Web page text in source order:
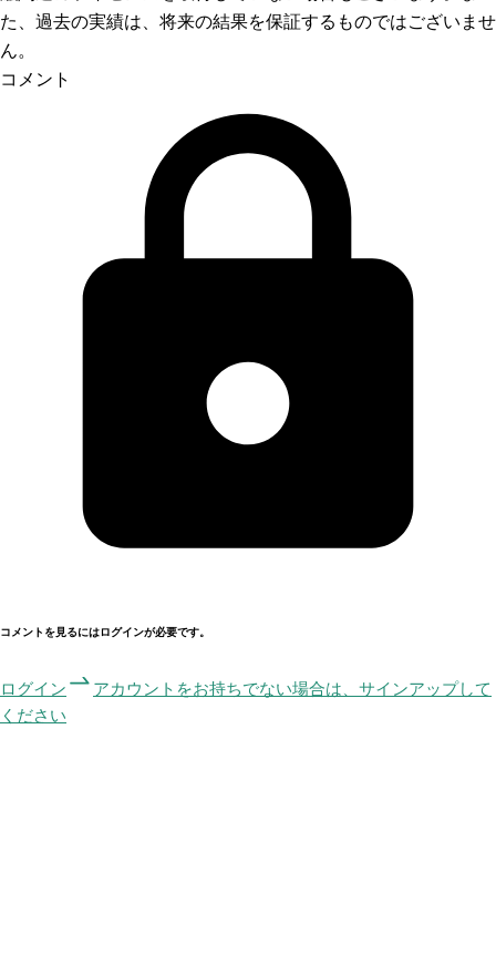
た、過去の実績は、将来の結果を保証するものではございませ
ん。
コメント
コメントを見るにはログインが必要です。
ログイン
アカウントをお持ちでない場合は、サインアップして
ください